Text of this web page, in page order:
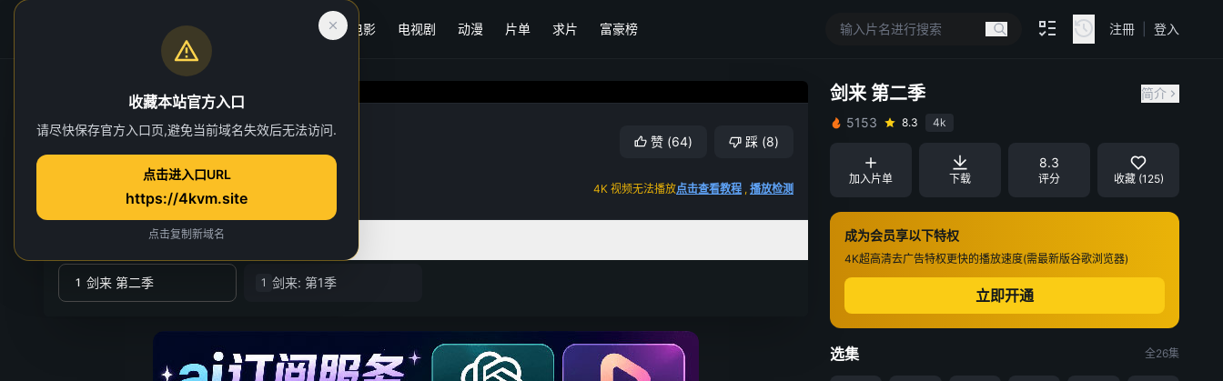
首页 电影 电视剧 动漫 片单 求片 富豪榜 注冊 登入
剑来 第二季
第 21 集
赞 (64) 踩 (8)
4K 视频无法播放点击查看教程 , 播放检测
共 2 季
1 剑来 第二季 1 剑来: 第1季
剑来 第二季
简介
5153
8.3 4k
加入片单 下载
8.3
评分 收藏 (125)
成为会员享以下特权
4K超高清去广告特权更快的播放速度(需最新版谷歌浏览器)
立即开通
选集 全26集
收藏本站官方入口
请尽快保存官方入口页,避免当前域名失效后无法访问.
点击进入口URL
https://4kvm.site
点击复制新域名